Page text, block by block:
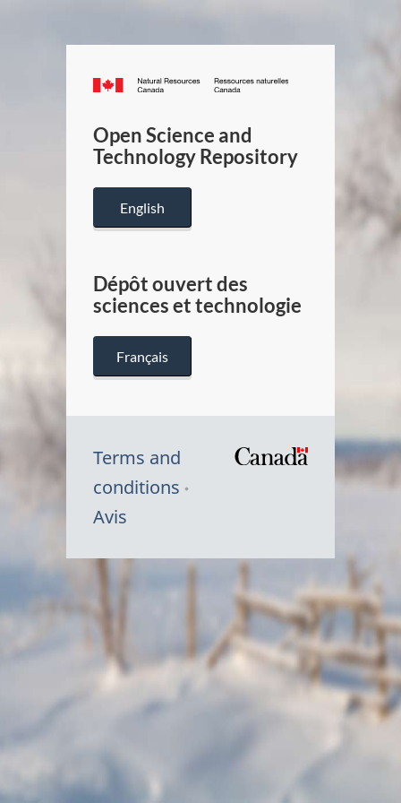
Canada.ca
/
Canada
Open Science and
Technology Repository
English
Dépôt ouvert des
sciences et technologie
Français
Terms and
conditions
Avis
Symbole
Canada